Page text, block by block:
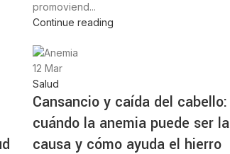
promoviend...
Continue reading
12 Mar
Salud
Cansancio y caída del cabello:
cuándo la anemia puede ser la
causa y cómo ayuda el hierro